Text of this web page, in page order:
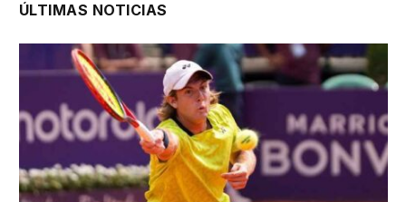
ÚLTIMAS NOTICIAS